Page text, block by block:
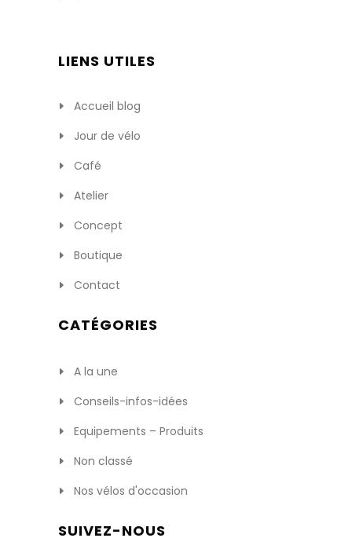
LIENS UTILES
Accueil blog
Jour de vélo
Café
Atelier
Concept
Boutique
Contact
CATÉGORIES
A la une
Conseils-infos-idées
Equipements – Produits
Non classé
Nos vélos d'occasion
SUIVEZ-NOUS